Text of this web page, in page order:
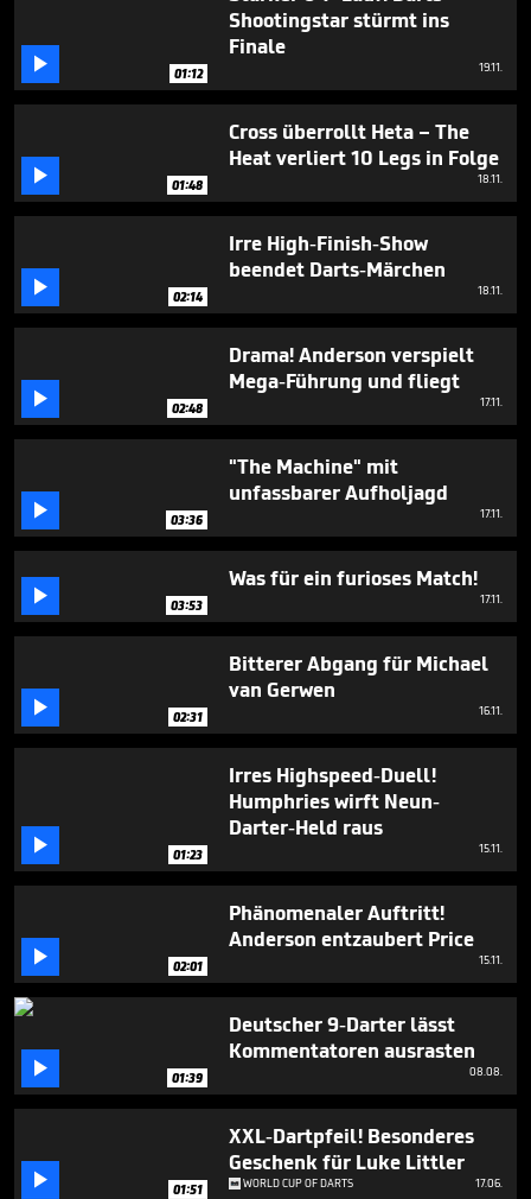
seconds
 01:12
Shootingstar stürmt ins
Finale
19.11.
 01:48
Cross überrollt Heta – The
Heat verliert 10 Legs in Folge
18.11.
 02:14
Irre High-Finish-Show
beendet Darts-Märchen
18.11.
 02:48
Drama! Anderson verspielt
Mega-Führung und fliegt
17.11.
 03:36
"The Machine" mit
unfassbarer Aufholjagd
17.11.
 03:53
Was für ein furioses Match!
17.11.
 02:31
Bitterer Abgang für Michael
van Gerwen
16.11.
 01:23
Irres Highspeed-Duell!
Humphries wirft Neun-
Darter-Held raus
15.11.
 02:01
Phänomenaler Auftritt!
Anderson entzaubert Price
15.11.
 01:39
Deutscher 9-Darter lässt
Kommentatoren ausrasten
08.08.
 01:51
XXL-Dartpfeil! Besonderes
Geschenk für Luke Littler
WORLD CUP OF DARTS 17.06.